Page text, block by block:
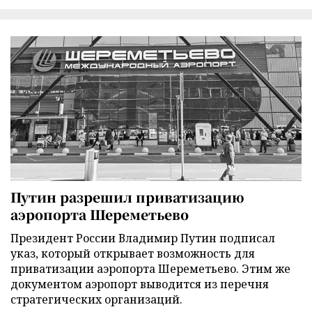
Путин разрешил приватизацию
аэропорта Шереметьево
Президент России Владимир Путин подписал
указ, который открывает возможность для
приватизации аэропорта Шереметьево. Этим же
документом аэропорт выводится из перечня
стратегических организаций.